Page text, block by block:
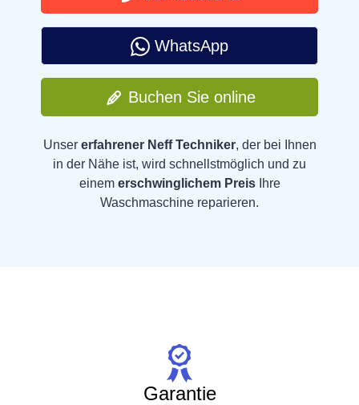
WhatsApp
Buchen Sie online
Unser erfahrener Neff Techniker, der bei Ihnen
in der Nähe ist, wird schnellstmöglich und zu
einem erschwinglichem PreisIhre
Waschmaschine reparieren.
Garantie